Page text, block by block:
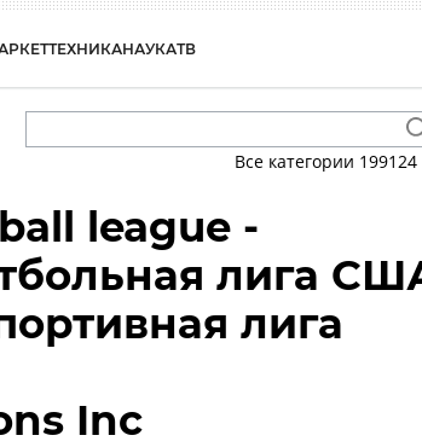
ТЕХНИКАНАУКАТВ
Все категории 199124
league -
лига
лига
Inc